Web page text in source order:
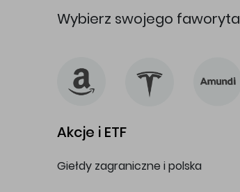
Wybierz swojego faworyta
Akcje i ETF
Giełdy zagraniczne i polska